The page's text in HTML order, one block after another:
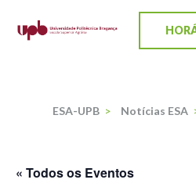
ESA-UPB > Notícias ESA
« Todos os Eventos